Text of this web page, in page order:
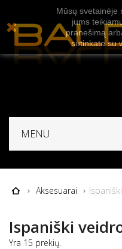
MENU
Aksesuarai
Ispaniški
Yra 15 prekių.
Mūsų svetainėje
jums
pranešimą
sutinkate su